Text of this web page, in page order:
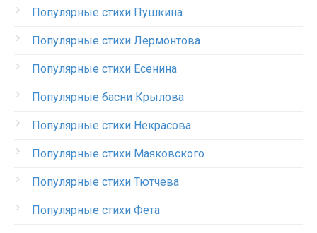
Популярные стихи Пушкина
Популярные стихи Лермонтова
Популярные стихи Есенина
Популярные басни Крылова
Популярные стихи Некрасова
Популярные стихи Маяковского
Популярные стихи Тютчева
Популярные стихи Фета